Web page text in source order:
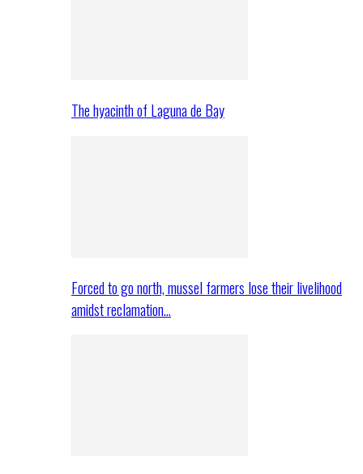
The hyacinth of Laguna de Bay
Forced to go north, mussel farmers lose their livelihood
amidst reclamation…